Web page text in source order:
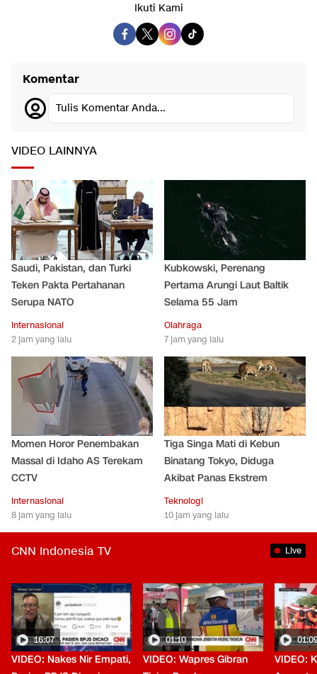
Ikuti Kami
Komentar
Tulis Komentar Anda...
VIDEO LAINNYA
Saudi, Pakistan, dan Turki
Teken Pakta Pertahanan
Serupa NATO
Internasional
2 jam yang lalu
Kubkowski, Perenang
Pertama Arungi Laut Baltik
Selama 55 Jam
Olahraga
7 jam yang lalu
Momen Horor Penembakan
Massal di Idaho AS Terekam
CCTV
Internasional
8 jam yang lalu
Tiga Singa Mati di Kebun
Binatang Tokyo, Diduga
Akibat Panas Ekstrem
Teknologi
10 jam yang lalu
CNN Indonesia TV Live
16:07
VIDEO: Nakes Nir Empati,
01:10
VIDEO: Wapres Gibran
VIDEO: